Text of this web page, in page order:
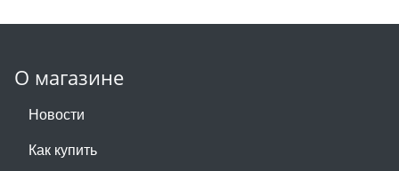
О магазине
Новости
Как купить